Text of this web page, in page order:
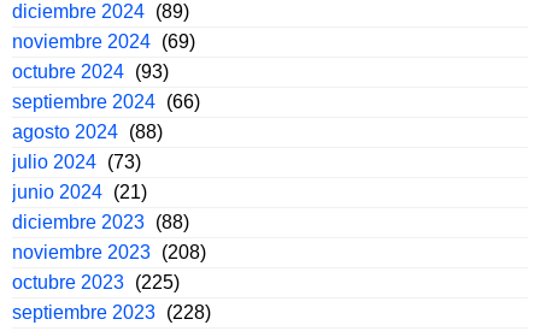
diciembre 2024 (89)
noviembre 2024 (69)
octubre 2024 (93)
septiembre 2024 (66)
agosto 2024 (88)
julio 2024 (73)
junio 2024 (21)
diciembre 2023 (88)
noviembre 2023 (208)
octubre 2023 (225)
septiembre 2023 (228)